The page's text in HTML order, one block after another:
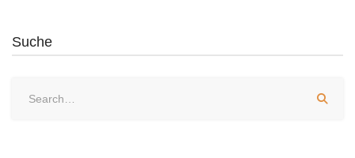
Suche